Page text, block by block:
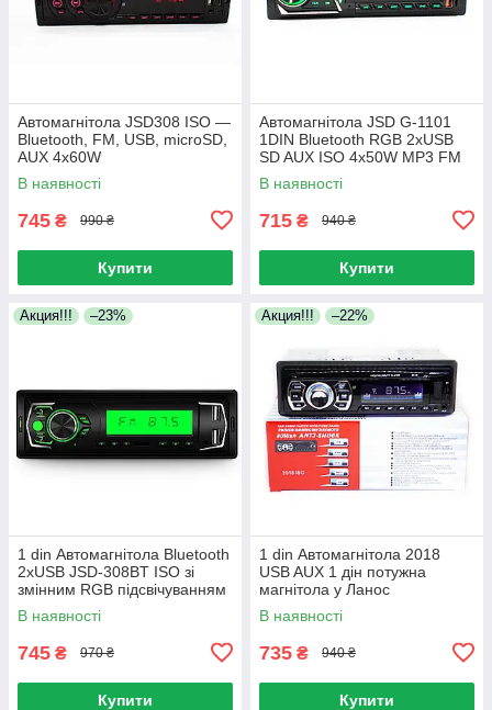
Автомагнітола JSD308 ISO —
Bluetooth, FM, USB, microSD,
AUX 4x60W
В наявності
745 ₴ 990 ₴
Купити
Автомагнітола JSD G-1101
1DIN Bluetooth RGB 2xUSB
SD AUX ISO 4x50W MP3 FM
автомобільна магнітола з
пультом ДК
В наявності
715 ₴ 940 ₴
Купити
Акция!!! –23%
1 din Автомагнітола Bluetooth
2xUSB JSD-308BT ISO зі
змінним RGB підсвічуванням
і пультом
В наявності
745 ₴ 970 ₴
Купити
Акция!!! –22%
1 din Автомагнітола 2018
USB AUX 1 дін потужна
магнітола у Ланос
В наявності
735 ₴ 940 ₴
Купити